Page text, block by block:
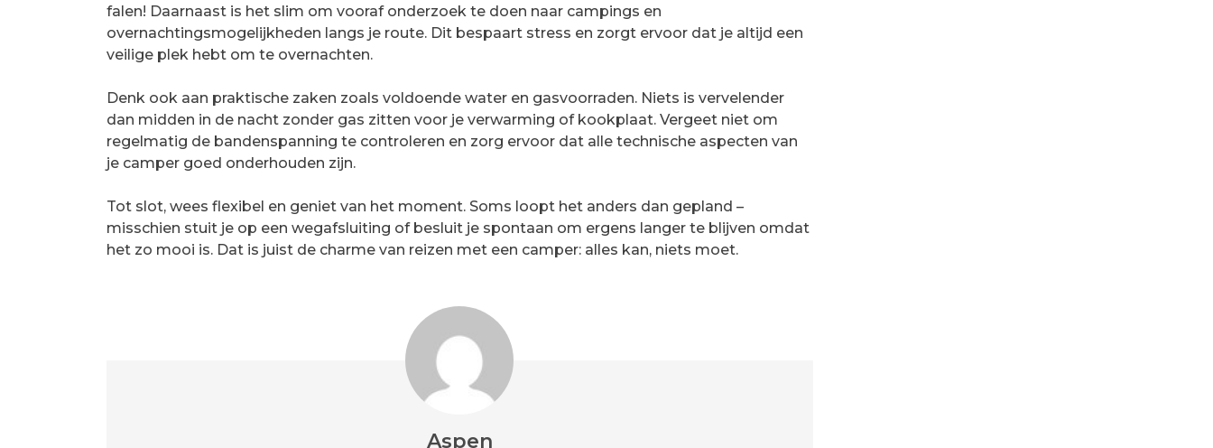
falen! Daarnaast is het slim om vooraf onderzoek te doen naar campings en
overnachtingsmogelijkheden langs je route. Dit bespaart stress en zorgt ervoor dat je altijd een
veilige plek hebt om te overnachten.
Denk ook aan praktische zaken zoals voldoende water en gasvoorraden. Niets is vervelender
dan midden in de nacht zonder gas zitten voor je verwarming of kookplaat. Vergeet niet om
regelmatig de bandenspanning te controleren en zorg ervoor dat alle technische aspecten van
je camper goed onderhouden zijn.
Tot slot, wees flexibel en geniet van het moment. Soms loopt het anders dan gepland –
misschien stuit je op een wegafsluiting of besluit je spontaan om ergens langer te blijven omdat
het zo mooi is. Dat is juist de charme van reizen met een camper: alles kan, niets moet.
Aspen